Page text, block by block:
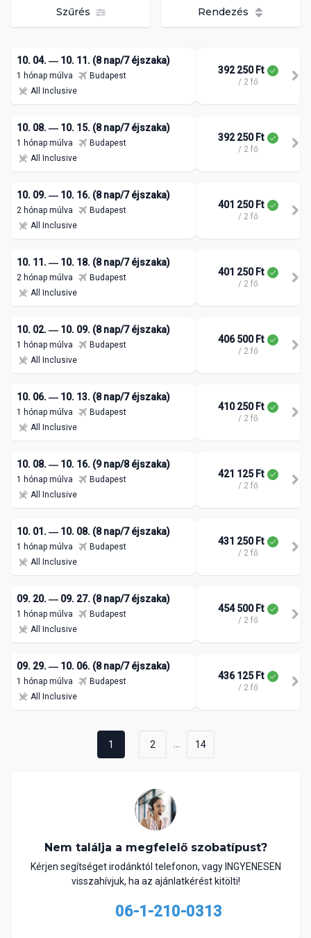
Szűrés Rendezés
10. 04. ― 10. 11. (8 nap/7 éjszaka)
1 hónap múlva
Budapest
All Inclusive
392 250 Ft
/ 2 fő
10. 08. ― 10. 15. (8 nap/7 éjszaka)
1 hónap múlva
Budapest
All Inclusive
392 250 Ft
/ 2 fő
10. 09. ― 10. 16. (8 nap/7 éjszaka)
2 hónap múlva
Budapest
All Inclusive
401 250 Ft
/ 2 fő
10. 11. ― 10. 18. (8 nap/7 éjszaka)
2 hónap múlva
Budapest
All Inclusive
401 250 Ft
/ 2 fő
10. 02. ― 10. 09. (8 nap/7 éjszaka)
1 hónap múlva
Budapest
All Inclusive
406 500 Ft
/ 2 fő
10. 06. ― 10. 13. (8 nap/7 éjszaka)
1 hónap múlva
Budapest
All Inclusive
410 250 Ft
/ 2 fő
10. 08. ― 10. 16. (9 nap/8 éjszaka)
1 hónap múlva
Budapest
All Inclusive
421 125 Ft
/ 2 fő
10. 01. ― 10. 08. (8 nap/7 éjszaka)
1 hónap múlva
Budapest
All Inclusive
431 250 Ft
/ 2 fő
09. 20. ― 09. 27. (8 nap/7 éjszaka)
1 hónap múlva
Budapest
All Inclusive
454 500 Ft
/ 2 fő
09. 29. ― 10. 06. (8 nap/7 éjszaka)
1 hónap múlva
Budapest
All Inclusive
436 125 Ft
/ 2 fő
1 2 ... 14
Nem találja a megfelelő szobatípust?
Kérjen segítséget irodánktól telefonon, vagy INGYENESEN
visszahívjuk, ha az ajánlatkérést kitölti!
06-1-210-0313